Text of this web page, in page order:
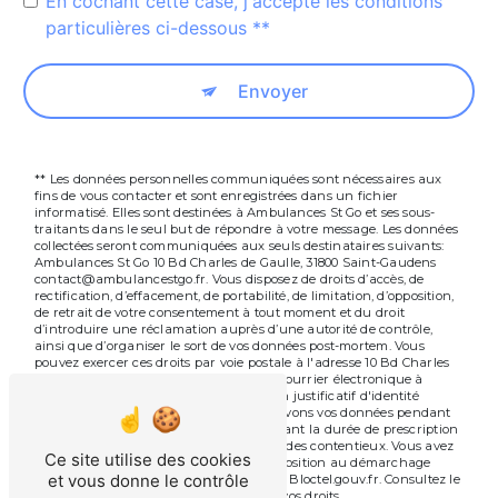
particulières ci-dessous **
Envoyer
** Les données personnelles communiquées sont nécessaires aux
fins de vous contacter et sont enregistrées dans un fichier
informatisé. Elles sont destinées à Ambulances St Go et ses sous-
traitants dans le seul but de répondre à votre message. Les données
collectées seront communiquées aux seuls destinataires suivants:
Ambulances St Go 10 Bd Charles de Gaulle, 31800 Saint-Gaudens
contact@ambulancestgo.fr. Vous disposez de droits d’accès, de
rectification, d’effacement, de portabilité, de limitation, d’opposition,
de retrait de votre consentement à tout moment et du droit
d’introduire une réclamation auprès d’une autorité de contrôle,
ainsi que d’organiser le sort de vos données post-mortem. Vous
pouvez exercer ces droits par voie postale à l'adresse 10 Bd Charles
de Gaulle, 31800 Saint-Gaudens ou par courrier électronique à
l'adresse contact@ambulancestgo.fr. Un justificatif d'identité
pourra vous être demandé. Nous conservons vos données pendant
la période de prise de contact puis pendant la durée de prescription
légale aux fins probatoires et de gestion des contentieux. Vous avez
le droit de vous inscrire sur la liste d'opposition au démarchage
téléphonique, disponible à cette adresse: Bloctel.gouv.fr . Consultez le
Ce site utilise des cookies
et vous donne le contrôle